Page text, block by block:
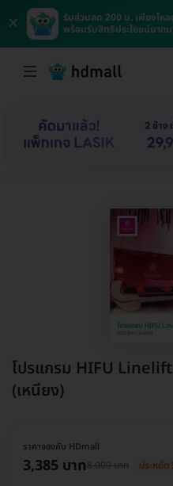
×
รับส่วนลด 200 บ. เพียงโ
พร้อมรับสิทธิประโยชน์มาก
โปรแกรม HIFU
(เหนียง)
ราคาจองกับ HDmall
3,385 บาท8,000 บาท ประหยัด